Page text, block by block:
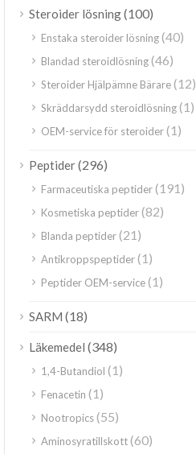
Steroider lösning(100)
Enstaka steroider lösning(40)
Blandad steroidlösning(46)
Steroider Hjälpämne Bärare(12)
Skräddarsydd steroidlösning(1)
OEM-service för steroider(1)
Peptider(296)
Farmaceutiska peptider(191)
Kosmetiska peptider(82)
Blanda peptider(21)
Antikroppspeptider(1)
Peptider OEM-service(1)
SARM (18)
Läkemedel (348)
1,4-Butandiol (1)
Fenacetin (1)
Nootropics(55)
Aminosyratillskott(60)